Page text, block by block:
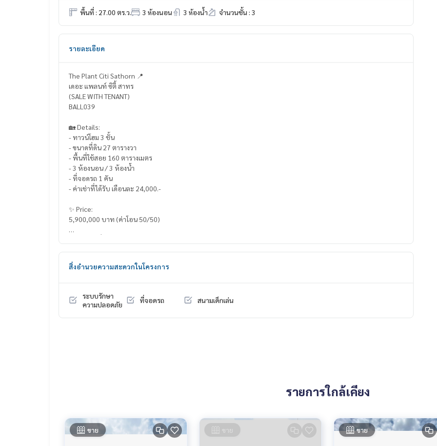
พื้นที่ : 27.00 ตร.ว. 3 ห้องนอน 3 ห้องน้ำ จำนวนชั้น : 3
รายละเอียด
The Plant Citi Sathorn 📍
เดอะ แพลนท์ ซิตี้ สาทร
(SALE WITH TENANT)
BALL039
🏡 Details:
- ทาวน์โฮม 3 ชั้น
- ขนาดที่ดิน 27 ตารางวา
- พื้นที่ใช้สอย 160 ตารางเมตร
- 3 ห้องนอน / 3 ห้องน้ำ
- ที่จอดรถ 1 คัน
- ค่าเช่าที่ได้รับ เดือนละ 24,000.-
✨ Price:
5,900,000 บาท (ค่าโอน 50/50)
______________________
📞 062-879-5289
#HOMEREALESTATESERVICES
สิ่งอำนวยความสะดวกในโครงการ
ระบบรักษา
ความปลอดภัย
ที่จอดรถ สนามเด็กเล่น
รายการใกล้เคียง
ขาย ขาย ขาย